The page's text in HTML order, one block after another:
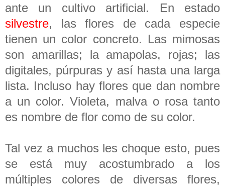
ante un cultivo artificial. En estado
silvestre, las flores de cada especie
tienen un color concreto. Las mimosas
son amarillas; la amapolas, rojas; las
digitales, púrpuras y así hasta una larga
lista. Incluso hay flores que dan nombre
a un color. Violeta, malva o rosa tanto
es nombre de flor como de su color.
Tal vez a muchos les choque esto, pues
se está muy acostumbrado a los
múltiples colores de diversas flores,